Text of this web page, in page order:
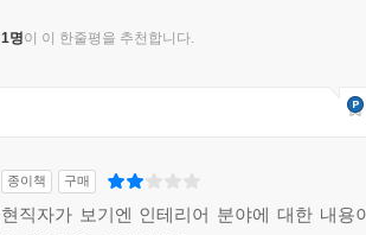
1명이 이 한줄평을 추천합니다.
종이책 구매
현직자가 보기엔 인테리어 분야에 대한 내용